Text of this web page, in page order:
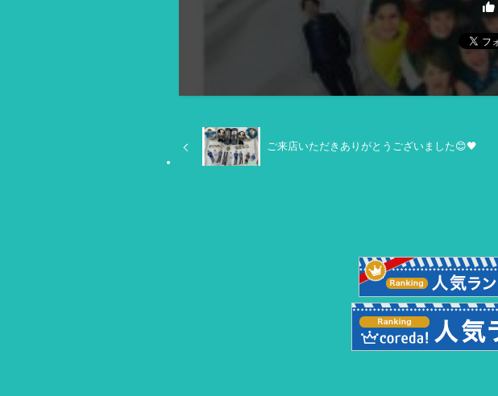
ご来店いただきありがとうございました😊🖤